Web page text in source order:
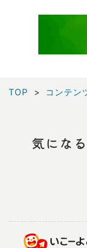
TOP コンテン
気にな